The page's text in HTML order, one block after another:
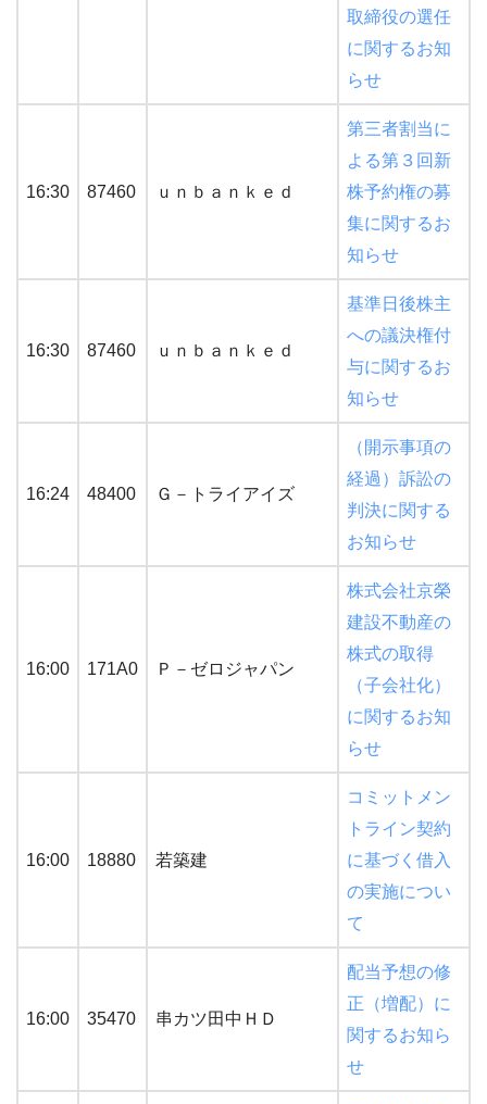
取締役の選任
に関するお知
らせ
16:30 87460 ｕｎｂａｎｋｅｄ
第三者割当に
よる第３回新
株予約権の募
集に関するお
知らせ
16:30 87460 ｕｎｂａｎｋｅｄ
基準日後株主
への議決権付
与に関するお
知らせ
16:24 48400 Ｇ－トライアイズ
（開示事項の
経過）訴訟の
判決に関する
お知らせ
16:00 171A0 Ｐ－ゼロジャパン
株式会社京榮
建設不動産の
株式の取得
（子会社化）
に関するお知
らせ
16:00 18880 若築建
コミットメン
トライン契約
に基づく借入
の実施につい
て
16:00 35470 串カツ田中ＨＤ
配当予想の修
正（増配）に
関するお知ら
せ